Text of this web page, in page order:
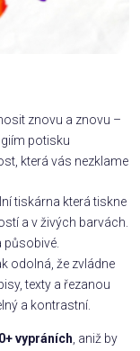
znovu a znovu –
potisku
která vás nezklame
tiskárna která tiskne
a v živých barvách.
působivé.
odolná, že zvládne
texty a řezanou
a kontrastní.
vypráních, aniž by